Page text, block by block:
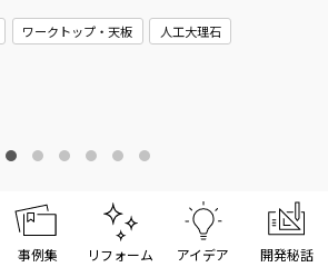
事例集 リフォーム アイデア 開発秘話
ワークトップ・天板
人工大理石